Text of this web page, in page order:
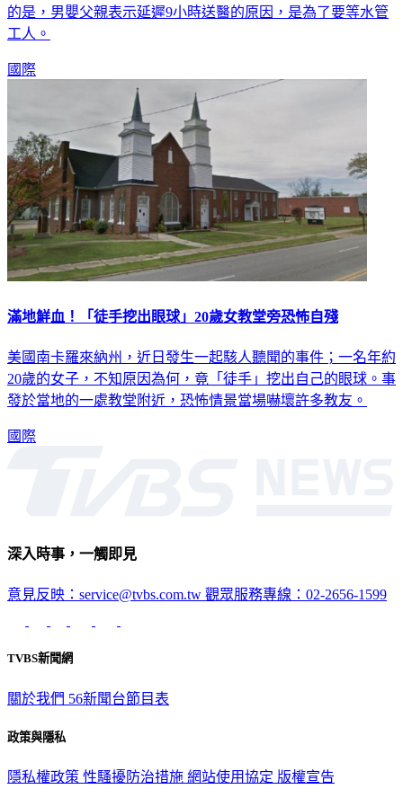
的是，男嬰父親表示延遲9小時送醫的原因，是為了要等水管
工人。
國際
滿地鮮血！「徒手挖出眼球」20歲女教堂旁恐怖自殘
美國南卡羅來納州，近日發生一起駭人聽聞的事件；一名年約
20歲的女子，不知原因為何，竟「徒手」挖出自己的眼球。事
發於當地的一處教堂附近，恐怖情景當場嚇壞許多教友。
國際
深入時事，一觸即見
意見反映：service@tvbs.com.tw 觀眾服務專線：02-2656-1599
TVBS新聞網
關於我們 56新聞台節目表
政策與隱私
隱私權政策 性騷擾防治措施 網站使用協定 版權宣告